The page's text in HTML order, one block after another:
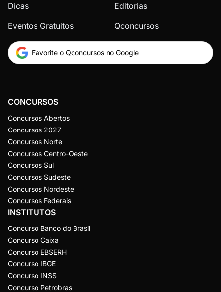
Dicas
Editorias
Eventos Gratuitos
Qconcursos
Favorite o Qconcursos no Google
CONCURSOS
Concursos Abertos
Concursos 2027
Concursos Norte
Concursos Centro-Oeste
Concursos Sul
Concursos Sudeste
Concursos Nordeste
Concursos Federais
INSTITUTOS
Concurso Banco do Brasil
Concurso Caixa
Concurso EBSERH
Concurso IBGE
Concurso INSS
Concurso Petrobras